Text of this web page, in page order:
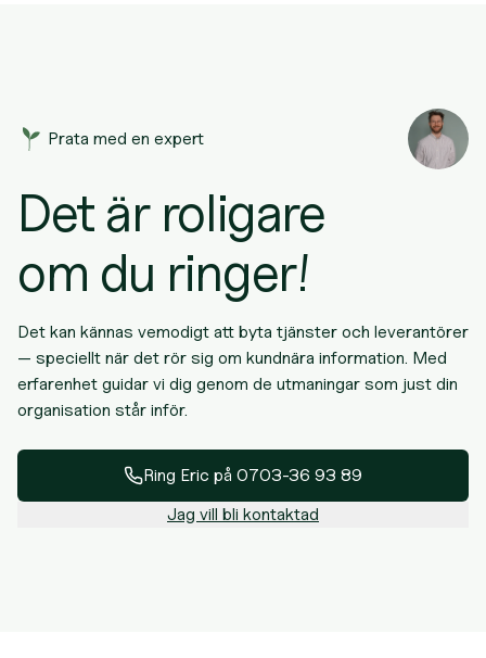
Prata med en expert
Det är roligare
om du ringer!
Det kan kännas vemodigt att byta tjänster och leverantörer
— speciellt när det rör sig om kundnära information. Med
erfarenhet guidar vi dig genom de utmaningar som just din
organisation står inför.
Ring Eric på 0703-36 93 89
Jag vill bli kontaktad